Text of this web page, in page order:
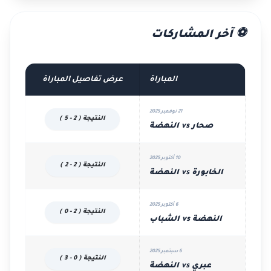
⚽ آخر المشاركات
المباراة عرض تفاصيل المباراة
21 نوفمبر 2025
صحار vs النهضة
النتيجة ( 2 - 5 )
10 أكتوبر 2025
الخابورة vs النهضة
النتيجة ( 2 - 2 )
6 أكتوبر 2025
النهضة vs الشباب
النتيجة ( 2 - 0 )
6 سبتمبر 2025
عبري vs النهضة
النتيجة ( 0 - 3 )